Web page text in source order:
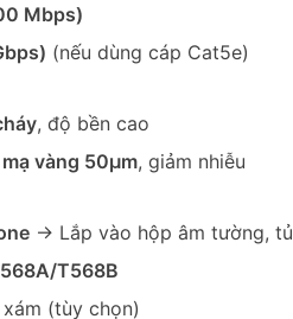
Mbps)
(nếu dùng cáp Cat5e)
, độ bền cao
vàng 50μm, giảm nhiễu
→ Lắp vào hộp âm tường,
T568B
(tùy chọn)